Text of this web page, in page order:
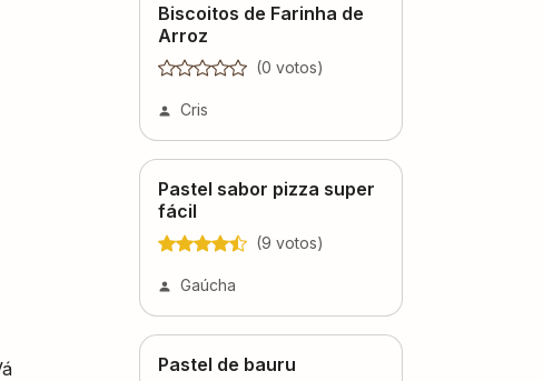
Biscoitos de Farinha de
Arroz
(0 votos)
Cris
Pastel sabor pizza super
fácil
(9 votos)
Gaúcha
Pastel de bauru